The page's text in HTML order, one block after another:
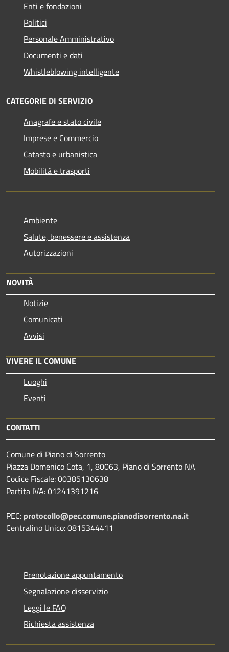
Enti e fondazioni
Politici
Personale Amministrativo
Documenti e dati
Whistleblowing intelligente
CATEGORIE DI SERVIZIO
Anagrafe e stato civile
Imprese e Commercio
Catasto e urbanistica
Mobilità e trasporti
Ambiente
Salute, benessere e assistenza
Autorizzazioni
NOVITÀ
Notizie
Comunicati
Avvisi
VIVERE IL COMUNE
Luoghi
Eventi
CONTATTI
Comune di Piano di Sorrento
Piazza Domenico Cota, 1, 80063, Piano di Sorrento NA
Codice Fiscale: 00385130638
Partita IVA: 01241391216
PEC: protocollo@pec.comune.pianodisorrento.na.it
Centralino Unico: 0815344411
Prenotazione appuntamento
Segnalazione disservizio
Leggi le FAQ
Richiesta assistenza